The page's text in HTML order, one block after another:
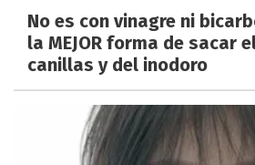
No es con vinagre ni
la MEJOR forma de sacar
canillas y del inodoro